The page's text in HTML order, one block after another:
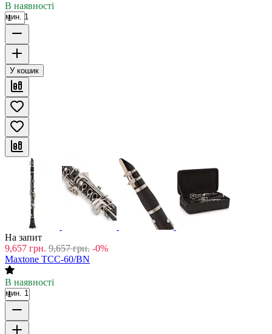
В наявності
мин. 1
У кошик
На запит
9,657 грн. 9,657 грн. -0%
Maxtone TCC-60/BN
В наявності
мин. 1